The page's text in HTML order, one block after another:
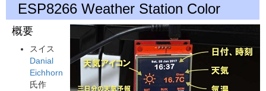
ESP8266 Weather Station Color
概要
スイス
Danial
Eichhorn
氏作